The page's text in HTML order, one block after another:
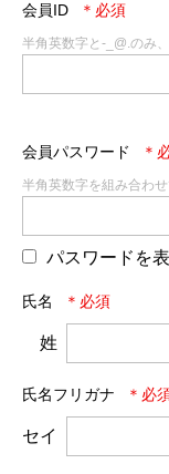
会員ID
半角英数字と-_@.のみ
会員パスワード
半角英数字を組み合わ
パスワードを
氏名
姓
氏名フリガナ
セイ